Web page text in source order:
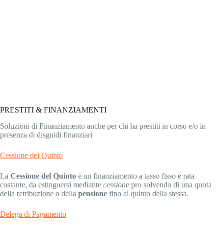
PRESTITI & FINANZIAMENTI
Soluzioni di Finanziamento anche per chi ha prestiti in corso e/o in
presenza di disguidi finanziari
Cessione del Quinto
La Cessione del Quinto è un finanziamento a tasso fisso e rata
costante, da estinguersi mediante cessione pro solvendo di una quota
della retribuzione o della pensione fino al quinto della stessa.
Delega di Pagamento